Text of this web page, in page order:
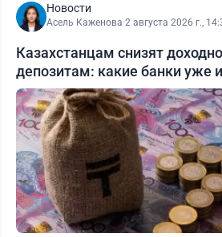
Новости
Асель Каженова·2 августа 2026 г.,
Казахстанцам снизят
депозитам: какие банки уже